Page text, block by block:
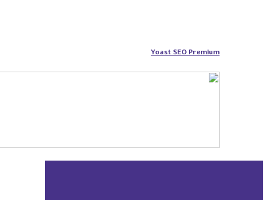
Yoast SEO Premium